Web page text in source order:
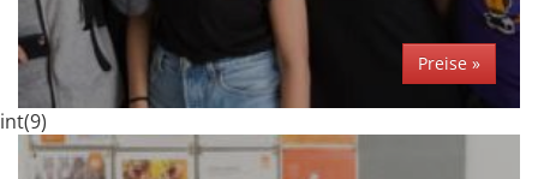
Preise »
int(9)